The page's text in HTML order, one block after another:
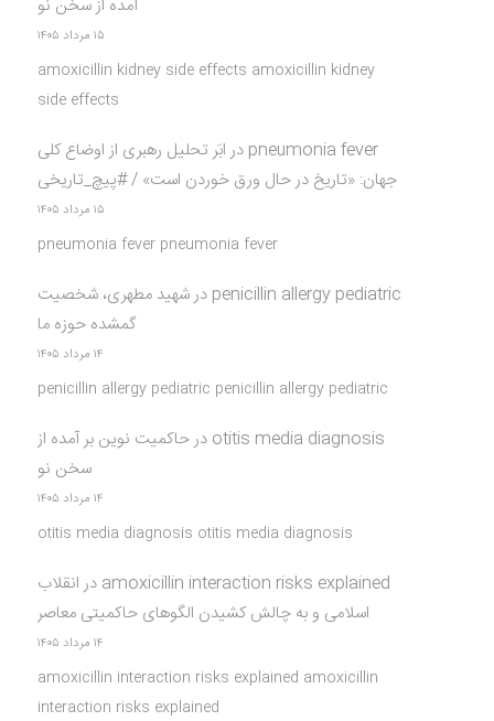
آمده از سخن نو
۱۵ مرداد ۱۴۰۵
amoxicillin kidney side effects amoxicillin kidney
side effects
pneumonia fever در ابَر تحلیل رهبری از اوضاع کلی
جهان: «تاریخ در حال ورق خوردن است» / #پیچ_تاریخی
۱۵ مرداد ۱۴۰۵
pneumonia fever pneumonia fever
penicillin allergy pediatric درشهید مطهری، شخصیت
گمشده حوزه ما
۱۴ مرداد ۱۴۰۵
penicillin allergy pediatric penicillin allergy pediatric
otitis media diagnosis درحاکمیت نوین بر آمده از
سخن نو
۱۴ مرداد ۱۴۰۵
otitis media diagnosis otitis media diagnosis
amoxicillin interaction risks explained درانقلاب
اسلامی و به چالش کشیدن الگوهای حاکمیتی معاصر
۱۴ مرداد ۱۴۰۵
amoxicillin interaction risks explained amoxicillin
interaction risks explained